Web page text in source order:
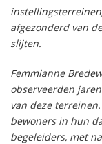
afgezonderd van
slijten.
Femmianne
observeerden
van deze
bewoners in hun
begeleiders, met